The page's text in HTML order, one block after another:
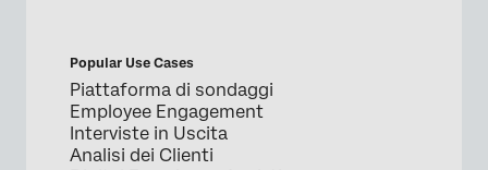
Popular Use Cases
Piattaforma di sondaggi
Employee Engagement
Interviste in Uscita
Analisi dei Clienti